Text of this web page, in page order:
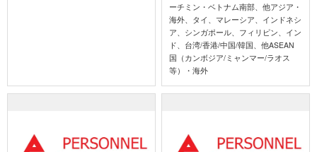
ーチミン・ベトナム南部、他アジア・
海外、タイ、マレーシア、インドネシ
ア、シンガポール、フィリピン、イン
ド、台湾/香港/中国/韓国、他ASEAN
国（カンボジア/ミャンマー/ラオス
等）・海外